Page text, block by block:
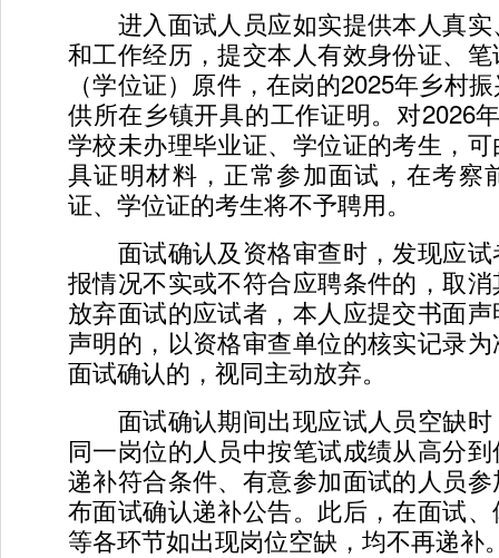
进入面试人员应如实提供本人真实
和工作经历，提交本人有效身份证、
（学位证）原件，在岗的2025年乡村
供所在乡镇开具的工作证明。对2026
学校未办理毕业证、学位证的考生，
具证明材料，正常参加面试，在考察
证、学位证的考生将不予聘用。
面试确认及资格审查时，发现应试
报情况不实或不符合应聘条件的，取
放弃面试的应试者，本人应提交书面
声明的，以资格审查单位的核实记录
面试确认的，视同主动放弃。
面试确认期间出现应试人员空缺时
同一岗位的人员中按笔试成绩从高分
递补符合条件、有意参加面试的人员
布面试确认递补公告。此后，在面试
等各环节如出现岗位空缺，均不再递补